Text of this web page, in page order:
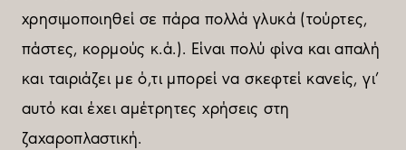
χρησιμοποιηθεί σε πάρα πολλά γλυκά (τούρτες,
πάστες, κορμούς κ.ά.). Είναι πολύ φίνα και απαλή
και ταιριάζει με ό,τι μπορεί να σκεφτεί κανείς, γι’
αυτό και έχει αμέτρητες χρήσεις στη
ζαχαροπλαστική.